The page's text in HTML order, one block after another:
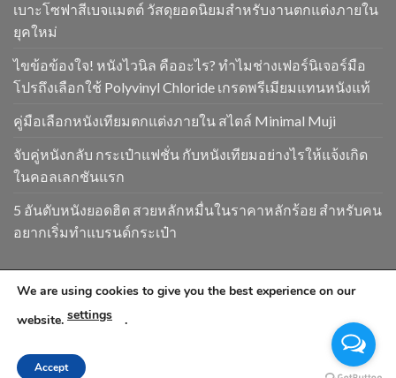
เบาะโซฟาสีเบจแมตต์ วัสดุยอดนิยมสำหรับงานตกแต่งภายใน
ยุคใหม่
ไขข้อข้องใจ! หนังไวนิล คืออะไร? ทำไมช่างเฟอร์นิเจอร์มือ
โปรถึงเลือกใช้ Polyvinyl Chloride เกรดพรีเมียมแทนหนังแท้
คู่มือเลือกหนังเทียมตกแต่งภายใน สไตล์ Minimal Muji
จับคู่หนังกลับ กระเป๋าแฟชั่น กับหนังเทียมอย่างไรให้แจ้งเกิด
ในคอลเลกชันแรก
5 อันดับหนังยอดฮิต สวยหลักหมื่นในราคาหลักร้อย สำหรับคน
อยากเริ่มทำแบรนด์กระเป๋า
Copyright 2026 ©www.goldendragonpvc.com . All condition is
subject to Goldendragonpvc policy, reserves the right to
We are using cookies to give you the best experience on our
website. settings .
Accept